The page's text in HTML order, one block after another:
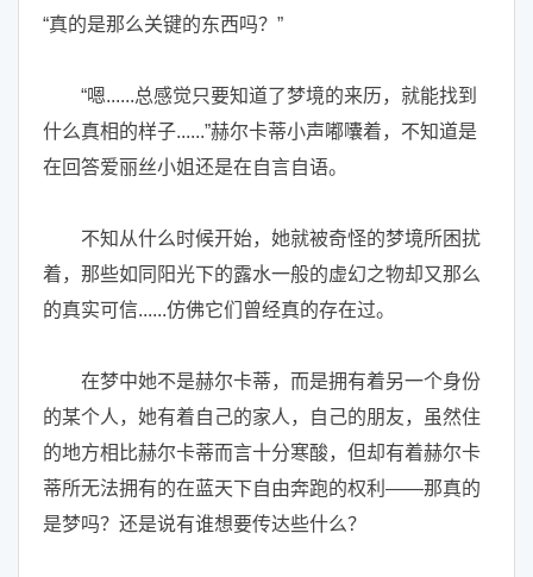
“真的是那么关键的东西吗？”
“嗯......总感觉只要知道了梦境的来历，就能找到
什么真相的样子......”赫尔卡蒂小声嘟囔着，不知道是
在回答爱丽丝小姐还是在自言自语。
不知从什么时候开始，她就被奇怪的梦境所困扰
着，那些如同阳光下的露水一般的虚幻之物却又那么
的真实可信......仿佛它们曾经真的存在过。
在梦中她不是赫尔卡蒂，而是拥有着另一个身份
的某个人，她有着自己的家人，自己的朋友，虽然住
的地方相比赫尔卡蒂而言十分寒酸，但却有着赫尔卡
蒂所无法拥有的在蓝天下自由奔跑的权利——那真的
是梦吗？还是说有谁想要传达些什么？